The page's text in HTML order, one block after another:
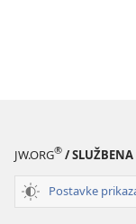
JW.ORG® / SLUŽBENA
Postavke